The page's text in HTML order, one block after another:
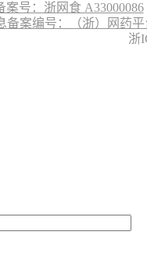
号：浙网食 A33000086
案编号：（浙）网药平
浙